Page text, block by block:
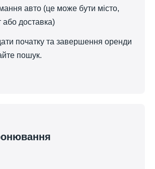
авто (це може бути місто,
або доставка)
початку та завершення оренди
пошук.